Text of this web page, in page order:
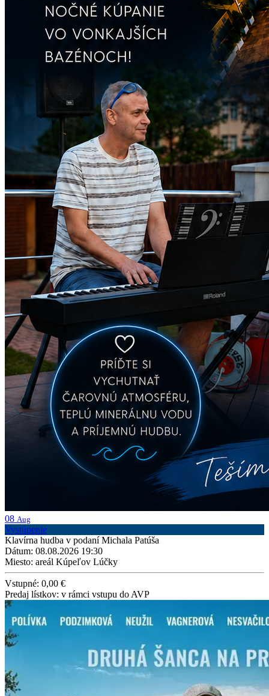
08 Aug
Vystúpenie
Klavírna hudba v podaní Michala Patúša
Dátum: 08.08.2026 19:30
Miesto: areál Kúpeľov Lúčky
Vstupné: 0,00 €
Predaj lístkov: v rámci vstupu do AVP